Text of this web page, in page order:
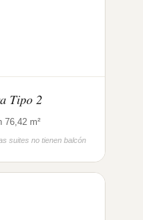
Tipo 2
76,42 m²
suites no tienen balcón